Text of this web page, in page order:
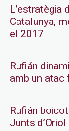
L’estratègia
Catalunya,
el 2017
Rufián
amb un
Rufián
Junts